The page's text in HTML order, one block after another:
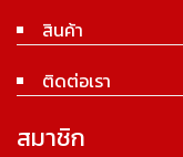
สินค้า
ติดต่อเรา
สมาชิก